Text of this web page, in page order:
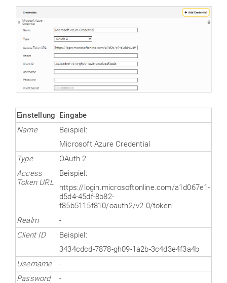
Einstellung Eingabe
Name
Beispiel:
Microsoft Azure Credential
Type
OAuth 2
Access
Token URL
Beispiel:
https://login.microsoftonline.com/a1d067e1-
d5d4-45df-8b82-
f85b5115f810/oauth2/v2.0/token
Realm
-
Client ID
Beispiel:
3434cdcd-7878-gh09-1a2b-3c4d3e4f3a4b
Username
-
Password
-